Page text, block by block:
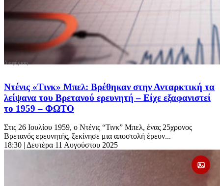
Ντένις «Τινκ» Μπελ: Βρέθηκαν στην Ανταρκτική τα
λείψανα του Βρετανού ερευνητή – Είχε εξαφανιστεί
το 1959 – ΦΩΤΟ
Στις 26 Ιουλίου 1959, ο Ντένις “Τινκ” Μπελ, ένας 25χρονος
Βρετανός ερευνητής, ξεκίνησε μια αποστολή έρευν...
18:30 | Δευτέρα 11 Αυγούστου 2025